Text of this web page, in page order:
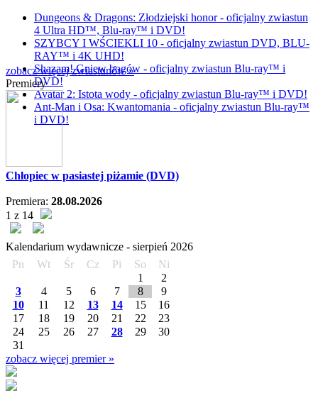
Dungeons & Dragons: Złodziejski honor - oficjalny zwiastun
4 Ultra HD™, Blu-ray™ i DVD!
SZYBCY I WŚCIEKLI 10 - oficjalny zwiastun DVD, BLU-
RAY™ i 4K UHD!
Shazam! Gniew bogów - oficjalny zwiastun Blu-ray™ i
DVD!
Avatar 2: Istota wody - oficjalny zwiastun Blu-ray™ i DVD!
Ant-Man i Osa: Kwantomania - oficjalny zwiastun Blu-ray™
i DVD!
zobacz więcej zwiastunów »
Premiery
Chłopiec w pasiastej piżamie (DVD)
Premiera: 28.08.2026
1 z 14
Kalendarium wydawnicze - sierpień 2026
Pn
Wt Śr Cz Pi So
Ni
1
2
3
4 5 6 7 8
9
10
11 12 13 14 15
16
17
18 19 20 21 22
23
24
25 26 27 28 29
30
31
zobacz więcej premier »